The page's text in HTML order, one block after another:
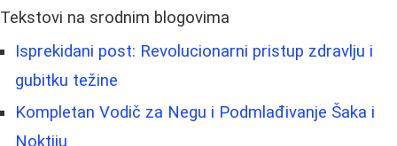
Tekstovi na srodnim blogovima
Isprekidani post: Revolucionarni pristup zdravlju i
gubitku težine
Kompletan Vodič za Negu i Podmlađivanje Šaka i
Noktiju